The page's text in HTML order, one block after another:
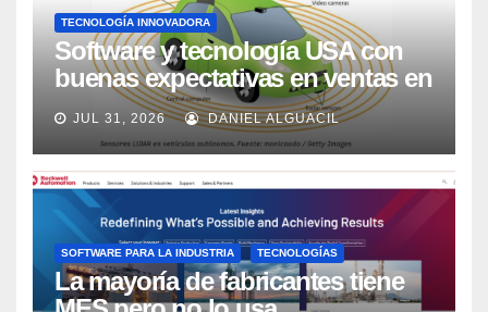
TECNOLOGÍA INNOVADORA
Software y tecnología USA con
buenas expectativas en ventas en
los próximos 2 años, según
Market Watch
JUL 31, 2026 DANIEL ALGUACIL
SOFTWARE PARA LA INDUSTRIA TECNOLOGÍAS
La mayoría de fabricantes tiene